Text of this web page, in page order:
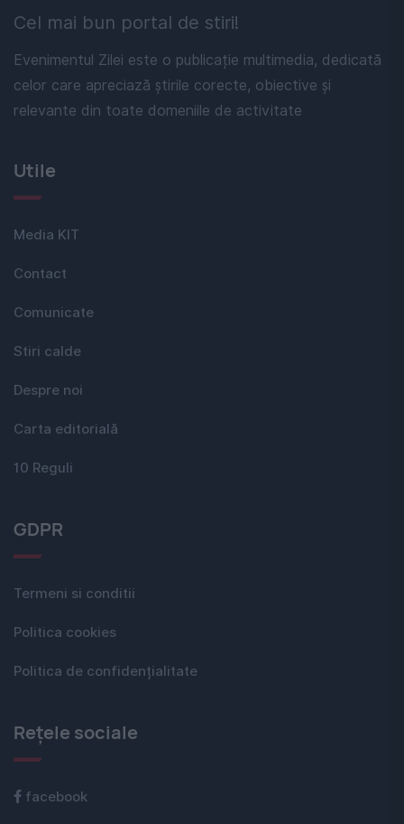
Cel mai bun portal de stiri!
Evenimentul Zilei este o publicație multimedia, dedicată
celor care apreciază știrile corecte, obiective și
relevante din toate domeniile de activitate
Utile
Media KIT
Contact
Comunicate
Stiri calde
Despre noi
Carta editorială
10 Reguli
GDPR
Termeni si conditii
Politica cookies
Politica de confidențialitate
Rețele sociale
facebook